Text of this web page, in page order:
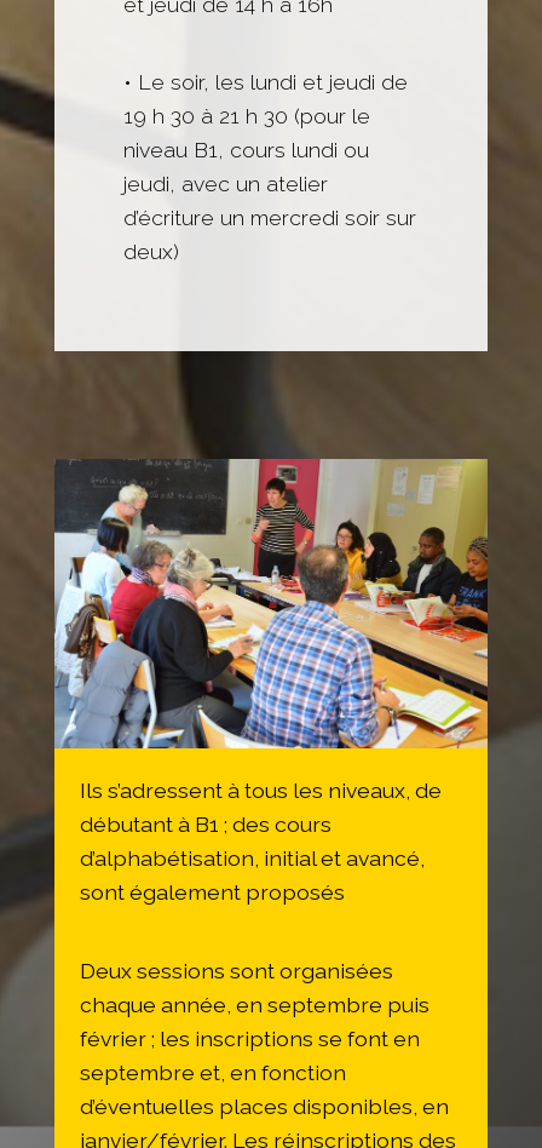
• Le soir, les lundi et jeudi de
19 h 30 à 21 h 30 (pour le
niveau B1, cours lundi ou
jeudi, avec un atelier
d’écriture un mercredi soir sur
deux)
Ils s’adressent à tous les niveaux, de
débutant à B1 ; des cours
d’alphabétisation, initial et avancé,
sont également proposés
Deux sessions sont organisées
chaque année, en septembre puis
février ; les inscriptions se font en
septembre et, en fonction
d’éventuelles places disponibles, en
janvier/février. Les réinscriptions des